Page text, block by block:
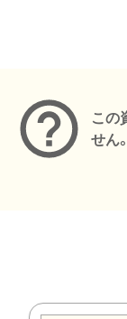
この
せん。